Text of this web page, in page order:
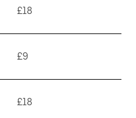
£18
£9
£18